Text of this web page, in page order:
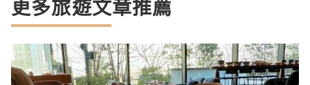
更多旅遊文章推薦